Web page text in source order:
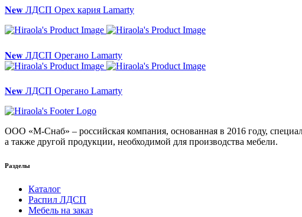
𝐍𝐞𝐰 ЛДСП Орех кария Lamarty
𝐍𝐞𝐰 ЛДСП Орегано Lamarty
𝐍𝐞𝐰 ЛДСП Орегано Lamarty
ООО «М-Снаб» – российская компания, основанная в 2016 году,
а также другой продукции, необходимой для производства мебели.
Разделы
Каталог
Распил ЛДСП
Мебель на заказ